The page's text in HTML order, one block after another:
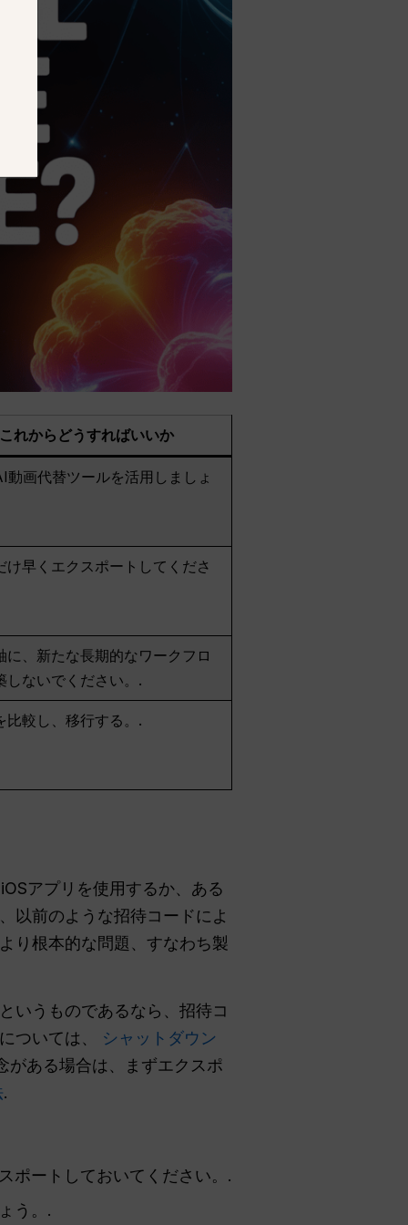
これからどうすればいいか
動画代替ツールを活用しましょ
け早くエクスポートしてくださ
に、新たな長期的なワークフロ
しないでください。.
比較し、移行する。.
アプリを使用するか、ある
以前のような招待コードによ
り根本的な問題、すなわち製
いうものであるなら、招待コ
ついては、 シャットダウン
がある場合は、まずエクスポ
.
ポートしておいてください。.
う。.